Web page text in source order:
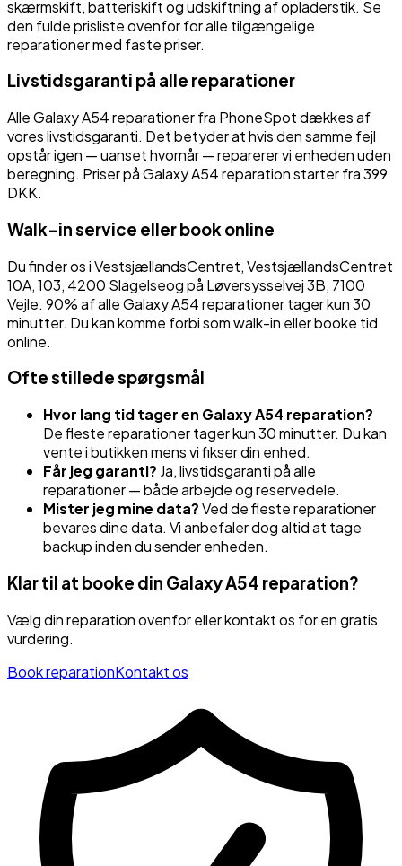
skærmskift, batteriskift og udskiftning af opladerstik. Se
den fulde prisliste ovenfor for alle tilgængelige
reparationer med faste priser.
Livstidsgaranti på alle reparationer
AlleGalaxy A54reparationer fra PhoneSpot dækkes af
vores livstidsgaranti. Det betyder at hvis den samme fejl
opstår igen — uanset hvornår — reparerer vi enheden uden
beregning. Priser på Galaxy A54 reparation starter fra 399
DKK.
Walk-in service eller book online
Du finder os iVestsjællandsCentret,VestsjællandsCentret
10A, 103, 4200 Slagelseog på Løversysselvej 3B, 7100
Vejle. 90% af alleGalaxy A54reparationer tager kun 30
minutter. Du kan komme forbi som walk-in eller booke tid
online.
Ofte stillede spørgsmål
Hvor lang tid tager en Galaxy A54 reparation?
De fleste reparationer tager kun 30 minutter. Du kan
vente i butikken mens vi fikser din enhed.
Får jeg garanti? Ja, livstidsgaranti på alle
reparationer — både arbejde og reservedele.
Mister jeg mine data?Ved de fleste reparationer
bevares dine data. Vi anbefaler dog altid at tage
backup inden du sender enheden.
Klar til at booke din Galaxy A54 reparation?
Vælg din reparation ovenfor eller kontakt os for en gratis
vurdering.
Book reparationKontakt os